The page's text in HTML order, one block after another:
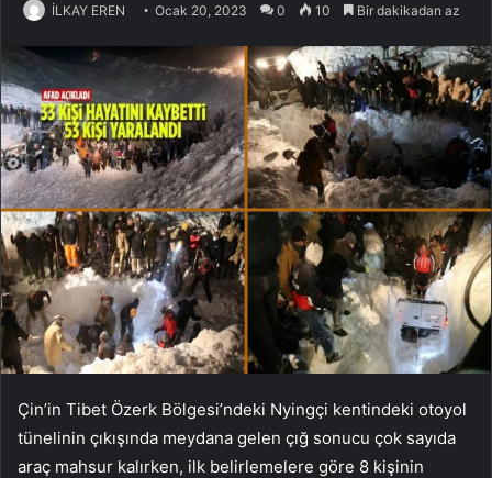
İLKAY EREN Ocak 20, 2023 0 10 Bir dakikadan az
Çin’in Tibet Özerk Bölgesi’ndeki Nyingçi kentindeki otoyol
tünelinin çıkışında meydana gelen çığ sonucu çok sayıda
araç mahsur kalırken, ilk belirlemelere göre 8 kişinin